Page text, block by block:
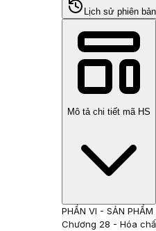
Lịch sử phiên
Mô tả chi tiết mã HS
PHẦN VI - SẢN
Chương 28 - Hóa